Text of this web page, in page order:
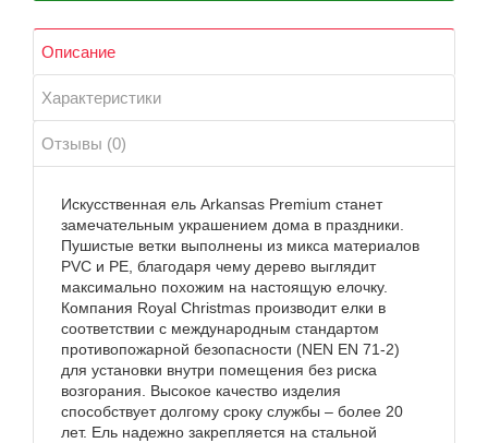
Описание
Характеристики
Отзывы (0)
Искусственная ель Arkansas Premium станет
замечательным украшением дома в праздники.
Пушистые ветки выполнены из микса материалов
PVC и PE, благодаря чему дерево выглядит
максимально похожим на настоящую елочку.
Компания Royal Christmas производит елки в
соответствии с международным стандартом
противопожарной безопасности (NEN EN 71-2)
для установки внутри помещения без риска
возгорания. Высокое качество изделия
способствует долгому сроку службы – более 20
лет. Ель надежно закрепляется на стальной